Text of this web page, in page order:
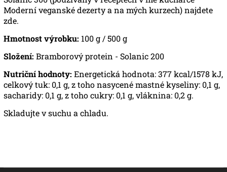
Moderní veganské dezerty a na mých kurzech) najdete
zde.
Hmotnost výrobku: 100 g / 500 g
Složení: Bramborový protein - Solanic 200
Nutriční hodnoty: Energetická hodnota: 377 kcal/1578 kJ,
celkový tuk: 0,1 g, z toho nasycené mastné kyseliny: 0,1 g,
sacharidy: 0,1 g, z toho cukry: 0,1 g, vláknina: 0,2 g.
Skladujte v suchu a chladu.